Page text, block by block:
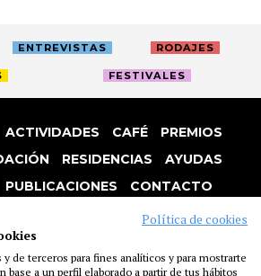
Política de cookies
de terceros para fines analíticos y para mostrarte
base a un perfil elaborado a partir de tus hábitos
ENTREVISTAS RODAJES
FESTIVALES
ACTIVIDADES CAFÉ
PREMIOS
RESIDENCIAS
AYUDAS
PUBLICACIONES
CONTACTO
COOKIES